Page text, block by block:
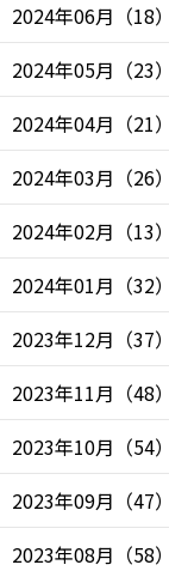
2024年06月 （18）
2024年05月 （23）
2024年04月 （21）
2024年03月 （26）
2024年02月 （13）
2024年01月 （32）
2023年12月 （37）
2023年11月 （48）
2023年10月 （54）
2023年09月 （47）
2023年08月 （58）